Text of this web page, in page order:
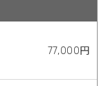
77,000円